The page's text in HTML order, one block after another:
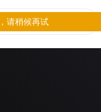
请稍候再试